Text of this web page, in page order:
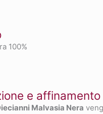
100%
e affinamento
Malvasia Nera